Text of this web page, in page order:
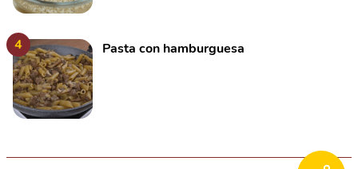
4 Pasta con hamburguesa